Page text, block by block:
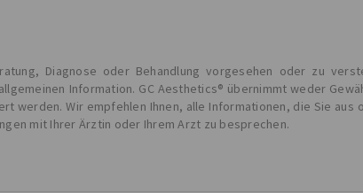
Diagnose oder Behandlung vorgesehen oder zu
Information. GC Aesthetics® übernimmt weder
werden. Wir empfehlen Ihnen, alle Informationen, die Sie aus
mit Ihrer Ärztin oder Ihrem Arzt zu besprechen.